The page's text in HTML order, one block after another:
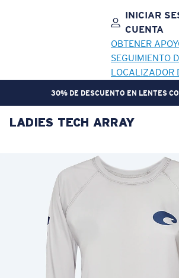
INICIAR
CUENTA
OBTENER
SEGUIMIENTO
LOCALIZADOR
30% DE DESCUENTO EN LENTES
OBJETIVO ACTUALIZADO
Sin cargo
LADIES TECH ARRAY